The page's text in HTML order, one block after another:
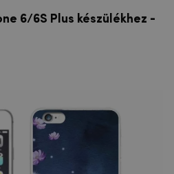
6/6S Plus készülékhez -